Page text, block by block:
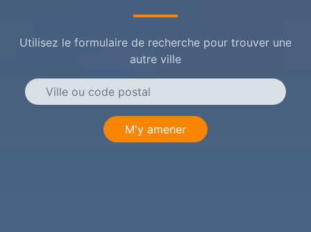
Utilisez le formulaire de recherche pour trouver une
autre ville
M'y amener